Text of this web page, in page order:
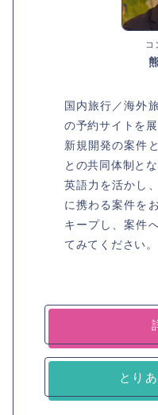
コ
国内旅行／海外
の予約サイトを
新規開発の案件
との共同体制と
英語力を活かし
に携わる案件を
キープし、案件
てみてください。
とり